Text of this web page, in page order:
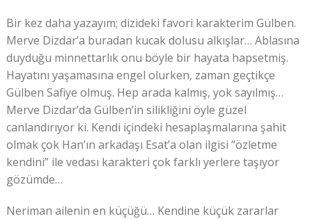
Bir kez daha yazayım; dizideki favori karakterim Gülben.
Merve Dizdar’a buradan kucak dolusu alkışlar… Ablasına
duyduğu minnettarlık onu böyle bir hayata hapsetmiş.
Hayatını yaşamasına engel olurken, zaman geçtikçe
Gülben Safiye olmuş. Hep arada kalmış, yok sayılmış…
Merve Dizdar’da Gülben’in silikliğini öyle güzel
canlandırıyor ki. Kendi içindeki hesaplaşmalarına şahit
olmak çok Han’ın arkadaşı Esat’a olan ilgisi “özletme
kendini” ile vedası karakteri çok farklı yerlere taşıyor
gözümde…
Neriman ailenin en küçüğü… Kendine küçük zararlar